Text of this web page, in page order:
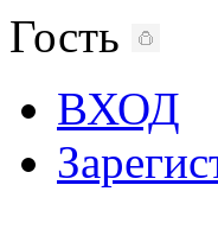
Гость
ВХОД